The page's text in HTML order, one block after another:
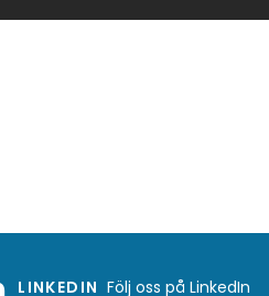
LINKEDIN Följ oss på LinkedIn